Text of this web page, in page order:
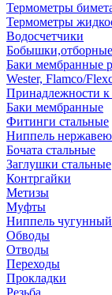
Термометры
Термометры
Водосчетчики
Бобышки,отборные
Баки мембранные
Wester, Flamco/
Принадлежности к
Баки мембранные
Фитинги стальные
Ниппель
Бочата стальные
Заглушки стальные
Контргайки
Метизы
Муфты
Ниппель
Обводы
Отводы
Переходы
Прокладки
Резьба